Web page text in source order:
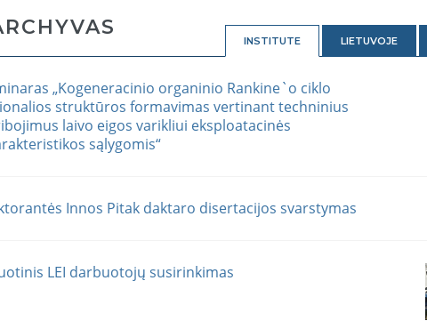
INSTITUTE LIETUVOJE
„Kogeneracinio organinio Rankine`o ciklo
struktūros formavimas vertinant techninius
laivo eigos varikliui eksploatacinės
sąlygomis“
Innos Pitak daktaro disertacijos svarstymas
LEI darbuotojų susirinkimas